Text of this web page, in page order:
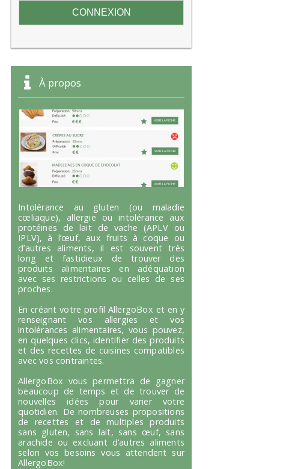
À propos
Intolérance au gluten (ou maladie
cœliaque), allergie ou intolérance aux
protéines de lait de vache (APLV ou
IPLV), à l’œuf, aux fruits à coque ou
d’autres aliments, il est souvent très
long et fastidieux de trouver des
produits alimentaires en adéquation
avec ses restrictions ou celles de ses
proches.
En créant votre profil AllergoBox et en y
renseignant vos allergies et vos
intolérances alimentaires, vous pouvez,
en quelques clics, identifier des produits
et des recettes de cuisines compatibles
avec vos contraintes.
AllergoBox vous permettra de gagner
beaucoup de temps et de trouver de
nouvelles idées pour varier votre
quotidien. De nombreuses propositions
de recettes et de multiples produits
sans gluten, sans lait, sans œuf, sans
arachide ou excluant d’autres aliments
selon vos besoins vous attendent sur
AllergoBox!